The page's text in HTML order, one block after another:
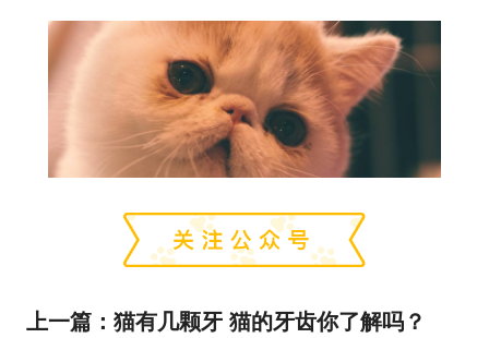
上一篇： 猫有几颗牙 猫的牙齿你了解吗？